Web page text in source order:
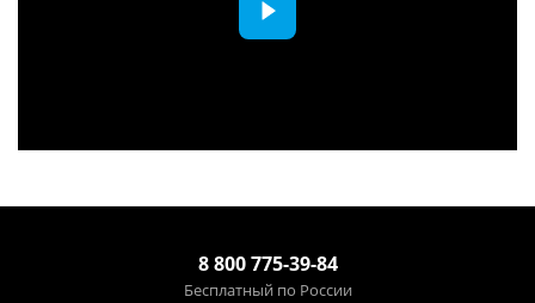
8 800 775-39-84
Бесплатный по России